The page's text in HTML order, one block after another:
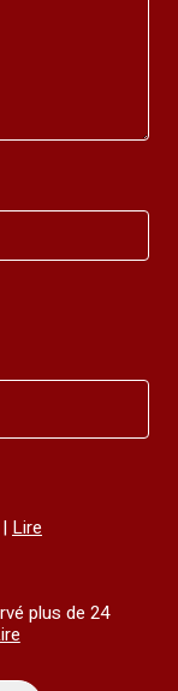
Lire
plus de 24